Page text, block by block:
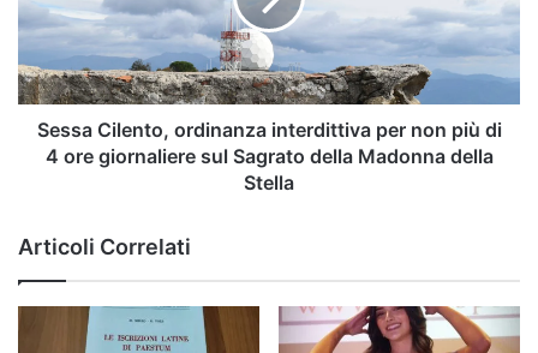
non
più
di
4
ore
giornaliere
Madonna
della
Stella
Sessa Cilento, ordinanza interdittiva per non più di
4 ore giornaliere sul Sagrato della Madonna della
Stella
Articoli Correlati